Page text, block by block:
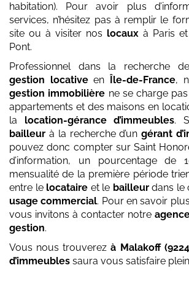
habitation). Pour avoir plus
services, n’hésitez pas à remplir le
site ou à visiter nos locaux à Paris
Pont.
Professionnel dans la recherche
gestion locativeen Île-de-France,
gestion immobilière ne se charge
appartements et des maisons en
la location-gérance d’immeubles.
bailleur à la recherche d’ungérant
pouvez donc compter sur Saint
d’information, un pourcentage
mensualité de la première période
entre le locataire et le bailleurdans le
usage commercial. Pour en savoir
vous invitons à contacter notre
gestion.
Vous nous trouverezà Malakoff
d’immeubles saura vous satisfaire